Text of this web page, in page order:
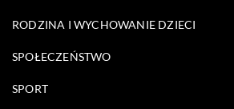
RODZINA I WYCHOWANIE DZIECI
SPOŁECZEŃSTWO
SPORT